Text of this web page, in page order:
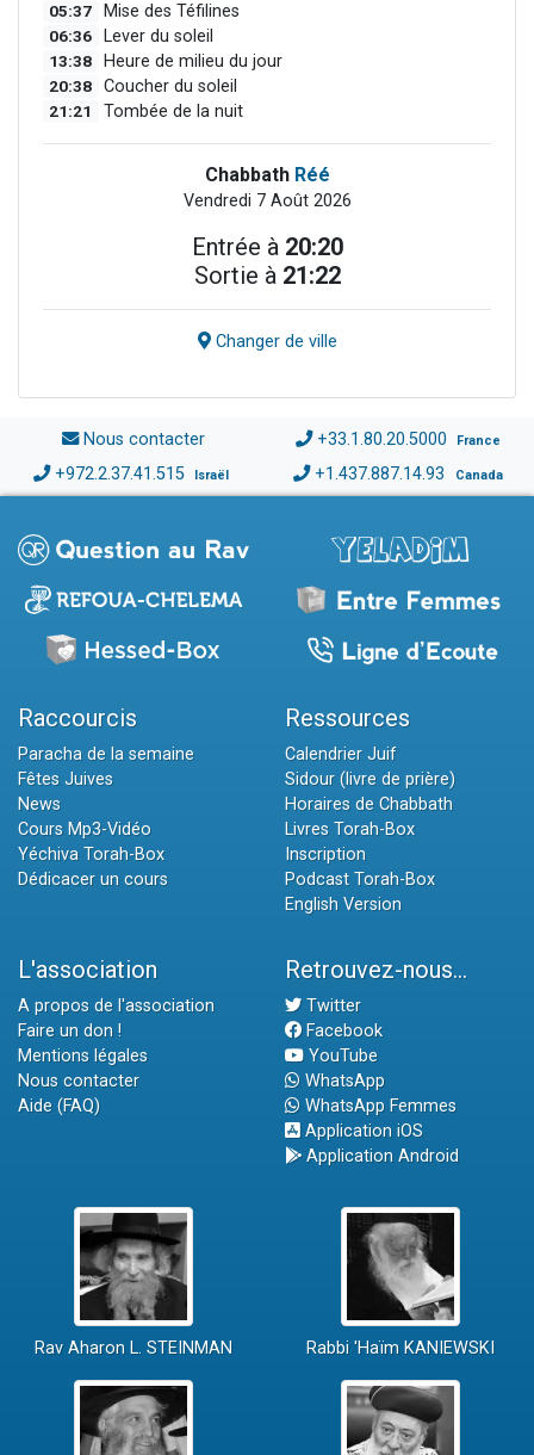
05:37 Mise des Téfilines
06:36 Lever du soleil
13:38 Heure de milieu du jour
20:38 Coucher du soleil
21:21 Tombée de la nuit
Chabbath Réé
Vendredi 7 Août 2026
Entrée à 20:20
Sortie à 21:22
Changer de ville
Nous contacter +33.1.80.20.5000 France
+972.2.37.41.515 Israël +1.437.887.14.93 Canada
Raccourcis
Paracha de la semaine
Fêtes Juives
News
Cours Mp3-Vidéo
Yéchiva Torah-Box
Dédicacer un cours
Ressources
Calendrier Juif
Sidour (livre de prière)
Horaires de Chabbath
Livres Torah-Box
Inscription
Podcast Torah-Box
English Version
L'association
A propos de l'association
Faire un don !
Mentions légales
Nous contacter
Aide (FAQ)
Retrouvez-nous...
Twitter
Facebook
YouTube
WhatsApp
WhatsApp Femmes
Application iOS
Application Android
Rav Aharon L. STEINMAN Rabbi 'Haïm KANIEWSKI